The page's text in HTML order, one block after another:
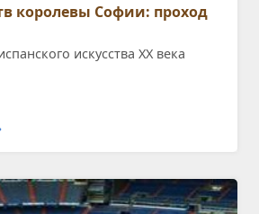
королевы Софии: проход
искусства ХХ века